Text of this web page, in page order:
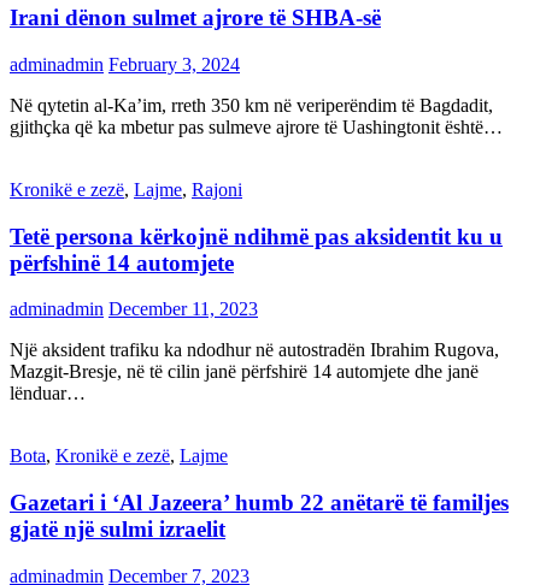
Irani dënon sulmet ajrore të SHBA-së
adminadmin February 3, 2024
Në qytetin al-Ka’im, rreth 350 km në veriperëndim të Bagdadit,
gjithçka që ka mbetur pas sulmeve ajrore të Uashingtonit është…
Kronikë e zezë, Lajme, Rajoni
Tetë persona kërkojnë ndihmë pas aksidentit ku u
përfshinë 14 automjete
adminadmin December 11, 2023
Një aksident trafiku ka ndodhur në autostradën Ibrahim Rugova,
Mazgit-Bresje, në të cilin janë përfshirë 14 automjete dhe janë
lënduar…
Bota, Kronikë e zezë, Lajme
Gazetari i ‘Al Jazeera’ humb 22 anëtarë të familjes
gjatë një sulmi izraelit
adminadmin December 7, 2023